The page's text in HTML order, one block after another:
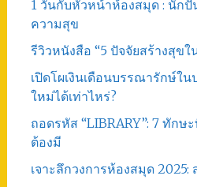
1 วันกับหัวหน้าห้องสมุด : นัก
ความสุข
รีวิวหนังสือ “5 ปัจจัยสร้างสุข
เปิดโผเงินเดือนบรรณารักษ์ใน
ใหม่ได้เท่าไหร่?
ถอดรหัส “LIBRARY”: 7 ทัก
ต้องมี
เจาะลึกวงการห้องสมุด 2025: